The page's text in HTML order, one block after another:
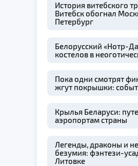
История витебского
Витебск обогнал
Петербург
Белорусский «Нотр-
костелов в
Пока одни смотрят
жгут покрышки:
Крылья Беларуси:
аэропортам страны
Легенды, драконы и
безумия: фэнтези-
Литовке